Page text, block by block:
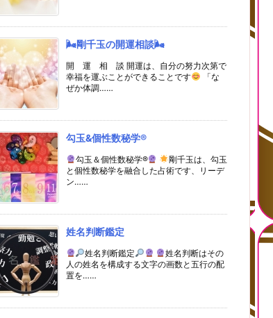
🌬剛千玉の開運相談🌬
開 運 相 談 開運は、自分の努力次第で
幸福を運ぶことができることです
「な
ぜか体調……
勾玉&個性数秘学®
勾玉＆個性数秘学®
剛千玉は、勾玉
と個性数秘学を融合した占術です、リーデ
ン……
姓名判断鑑定
姓名判断鑑定
姓名判断はその
人の姓名を構成する文字の画数と五行の配
置を……